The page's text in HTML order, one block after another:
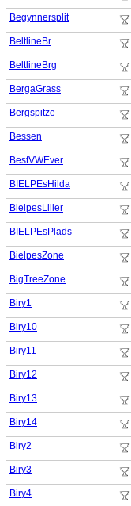
Begynnersplit
BeltlineBr
BeltlineBrg
BergaGrass
Bergspitze
Bessen
BestVWEver
BIELPEsHilda
BielpesLiller
BIELPEsPlads
BielpesZone
BigTreeZone
Biry1
Biry10
Biry11
Biry12
Biry13
Biry14
Biry2
Biry3
Biry4